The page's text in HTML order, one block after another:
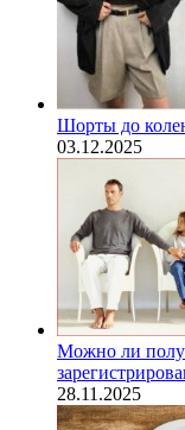
Шорты до
03.12.2025
Можно ли
28.11.2025